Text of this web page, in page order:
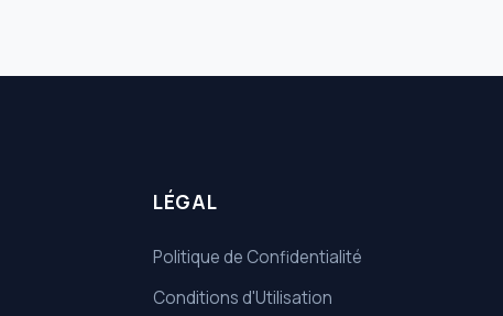
LÉGAL
Politique de Confidentialité
Conditions d'Utilisation